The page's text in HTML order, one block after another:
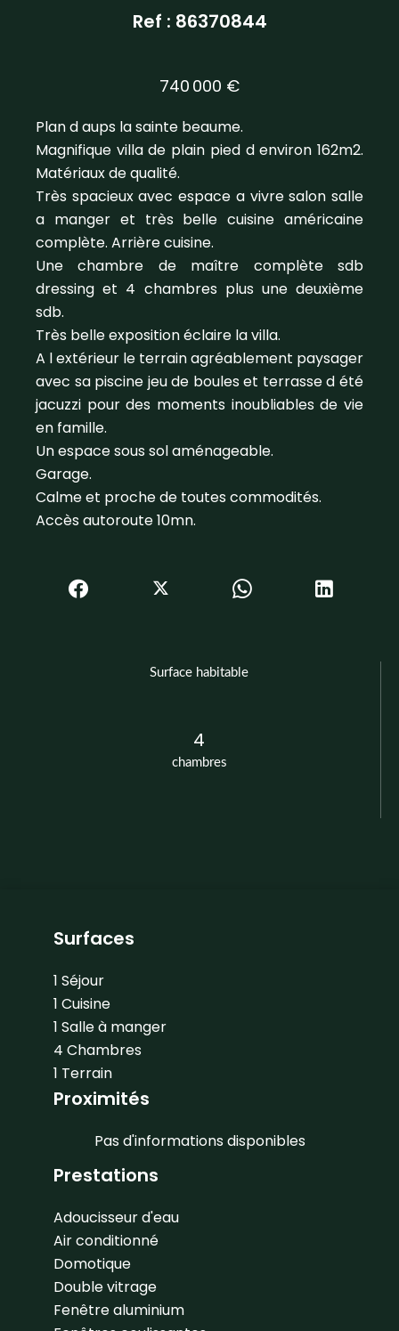
Surface habitable
chambres
4
Ref : 86370844
740 000 €
Plan d aups la sainte beaume.
Magnifique villa de plain pied d environ 162m2.
Matériaux de qualité.
Très spacieux avec espace a vivre salon salle
a manger et très belle cuisine américaine
complète. Arrière cuisine.
Une chambre de maître complète sdb
dressing et 4 chambres plus une deuxième
sdb.
Très belle exposition éclaire la villa.
A l extérieur le terrain agréablement paysager
avec sa piscine jeu de boules et terrasse d été
jacuzzi pour des moments inoubliables de vie
en famille.
Un espace sous sol aménageable.
Garage.
Calme et proche de toutes commodités.
Accès autoroute 10mn.
Surfaces
1 Séjour
1 Cuisine
1 Salle à manger
4 Chambres
1 Terrain
Proximités
Pas d'informations disponibles
Prestations
Adoucisseur d'eau
Air conditionné
Domotique
Double vitrage
Fenêtre aluminium